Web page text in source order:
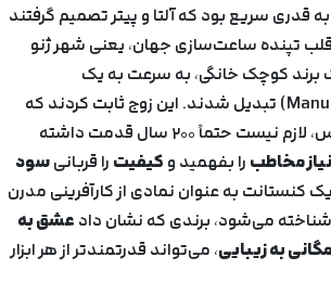
سریع بود که آلتا و پیتر تصمیم گرفتند
قلب تپنده ساعت‌سازی جهان، یعنی شهر ژنو
برند کوچک خانگی، به سرعت به یک
تولیدکننده (Manufacturer) تبدیل شدند. این زوج ثابت کردند که
برای موفقیت در سوئیس، لازم نیست حتماً ۲۰۰ سال قدمت داشته
نیاز مخاطبرا بفهمید وکیفیترا قربانیسود
کنستانت به عنوان نمادی از کارآفرینی مدرن
می‌شود، برندی که نشان دادعشق به
به زیبایی، می‌تواند قدرتمندتر از هر ابزار